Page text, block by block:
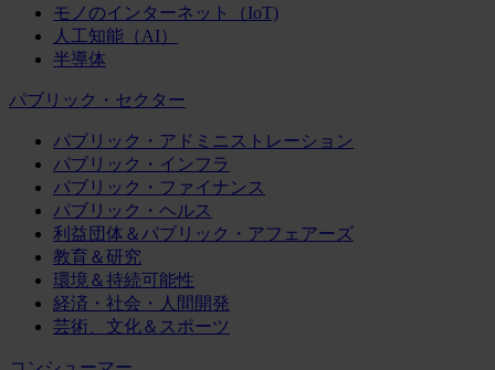
モノのインターネット（IoT)
人工知能（AI）
半導体
パブリック・セクター
パブリック・アドミニストレーション
パブリック・インフラ
パブリック・ファイナンス
パブリック・ヘルス
利益団体＆パブリック・アフェアーズ
教育＆研究
環境＆持続可能性
経済・社会・人間開発
芸術、文化＆スポーツ